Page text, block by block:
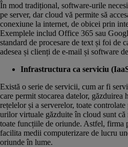
În mod tradițional, software-urile
pe server, dar cloud vă permite să
conexiune la internet, de obicei prin
Exemplele includ Office 365 sau
standard de procesare de text și foi de
adesea și clienți de e-mail și software
Infrastructura ca serviciu
Există o serie de servicii, cum ar fi
care permit stocarea datelor, găzduirea
rețelelor și a serverelor, toate
urilor virtuale găzduite în cloud sunt
toate funcțiile de oriunde. Astfel, firma
facilita medii computerizare de lucru
oriunde în lume.